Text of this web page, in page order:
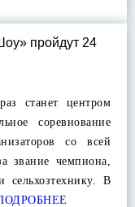
пройдут 24
станет центром
соревнование
со всей
звание чемпиона,
сельхозтехнику. В